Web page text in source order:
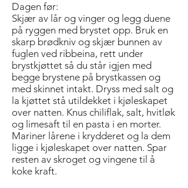
Dagen før:
Skjær av lår og vinger og legg duene
på ryggen med brystet opp. Bruk en
skarp brødkniv og skjær bunnen av
fuglen ved ribbeina, rett under
brystkjøttet så du står igjen med
begge brystene på bryst­kassen og
med skinnet intakt. Dryss med salt og
la kjøttet stå utildekket i kjøleskapet
over natten. Knus chiliflak, salt, hvitløk
og limesaft til en pasta i en morter.
Mariner lårene i krydderet og la dem
ligge i kjøleskapet over natten. Spar
resten av skroget og vingene til å
koke kraft.